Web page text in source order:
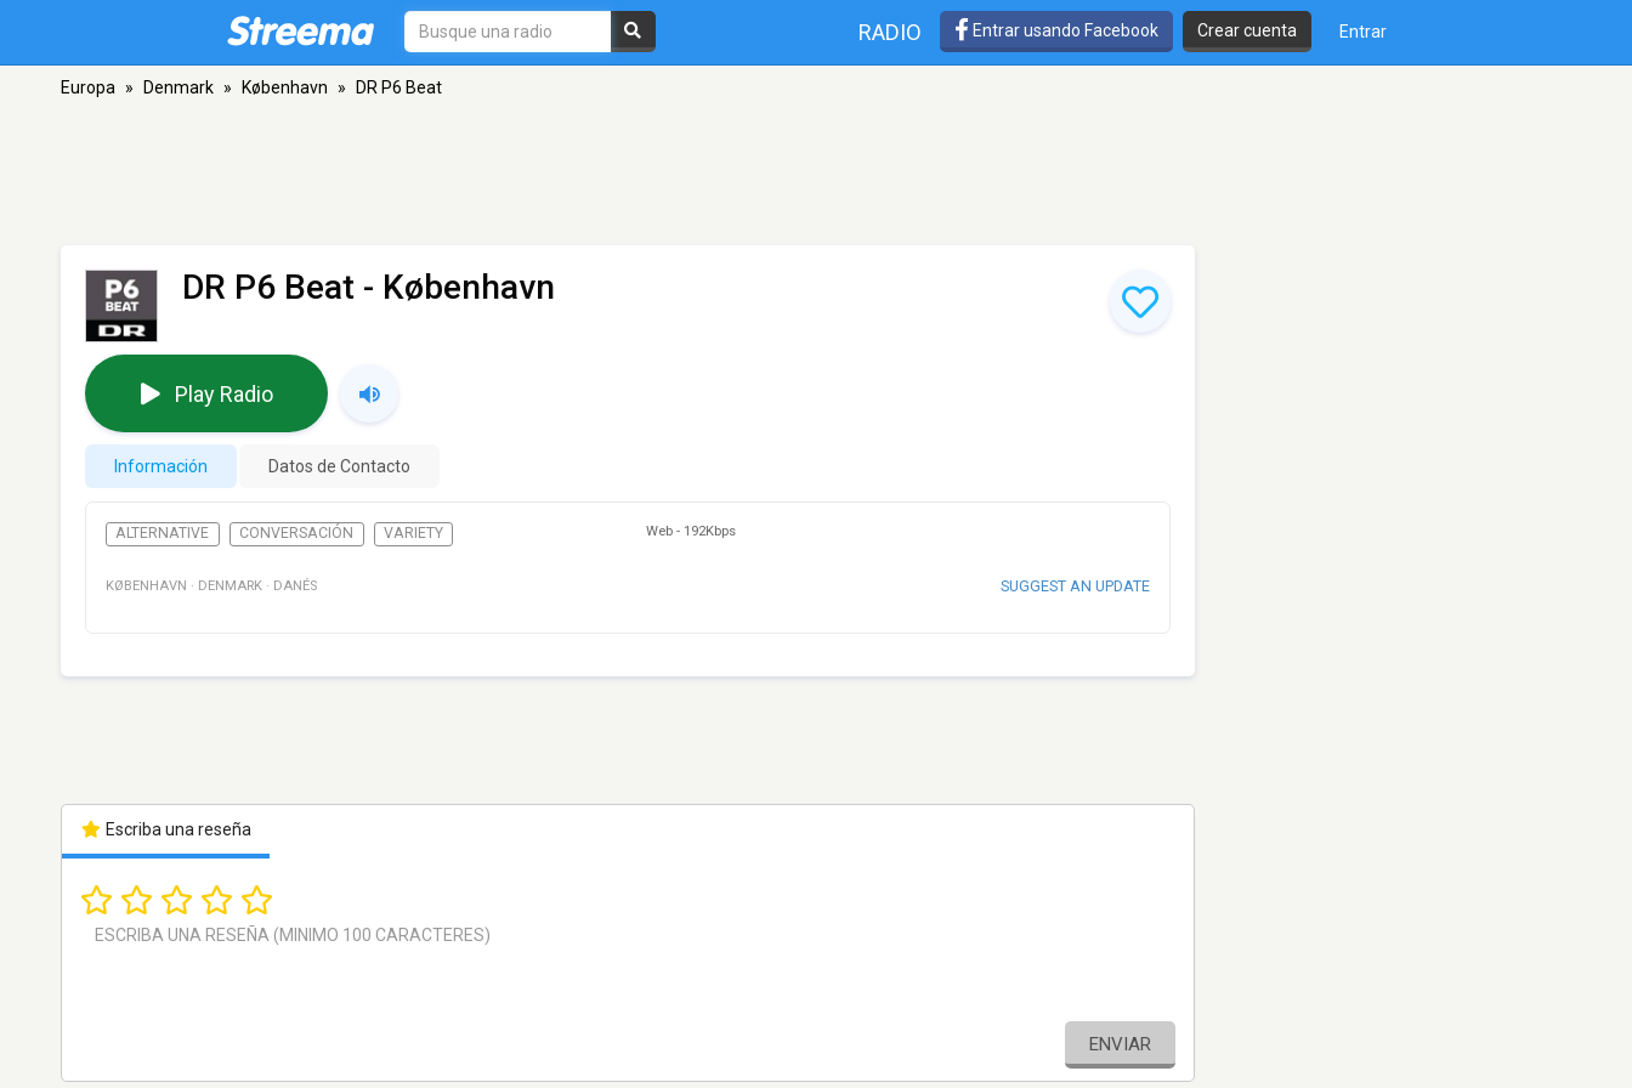
RADIO Entrar usando Facebook Crear cuenta Entrar
Europa » Denmark » København » DR P6 Beat
DR P6 Beat - København
Play Radio
Información Datos de Contacto
ALTERNATIVE CONVERSACIÓN VARIETY Web - 192Kbps
KØBENHAVN · DENMARK · DANÉS SUGGEST AN UPDATE
Escriba una reseña
ENVIAR